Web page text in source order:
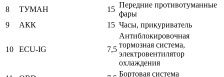
8
ТУМАН 15
Передние противотуманные
фары
9
АКК 15 Часы, прикуриватель
10 ECU-IG 7,5
Антиблокировочная
тормозная система,
электровентилятор
охлаждения
Бортовая система